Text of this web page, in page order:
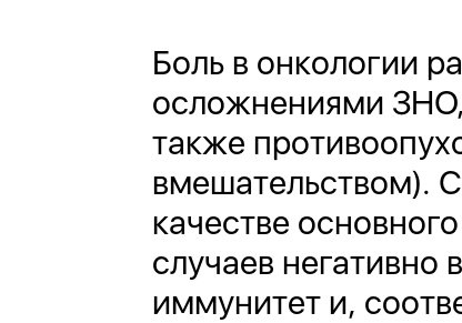
Боль в онкологии
осложнениями
также
вмешательством).
качестве
случаев негативно
иммунитет и,